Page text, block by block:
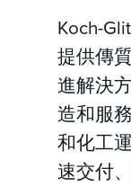
Koch-
提供傳
進解決
造和服
和化工
速交付